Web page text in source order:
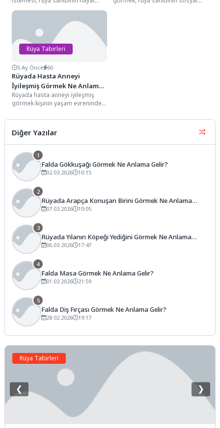
yolculuğunda "sorumlulukların el
Rüya Tabirleri
5 Ay Önce 60
Rüyada Hasta Anneyi
İyileşmiş Görmek Ne Anlama
Gelir?
Rüyada hasta anneyi iyileşmiş
görmek kişinin yaşam evreninde
sorunların çözüme kavuşmasını,
toplumsal...
Diğer Yazılar
1
Falda Gökkuşağı Görmek Ne Anlama Gelir?
02.03.2026 10:15
2
Rüyada Arapça Konuşan Birini Görmek Ne Anlama
Gelir?
07.03.2026 10:05
3
Rüyada Yılanın Köpeği Yediğini Görmek Ne Anlama
Gelir?
06.03.2026 17:47
4
Falda Masa Görmek Ne Anlama Gelir?
01.03.2026 21:59
5
Falda Diş Fırçası Görmek Ne Anlama Gelir?
28.02.2026 19:17
Rüya Tabirleri
❮ ❯